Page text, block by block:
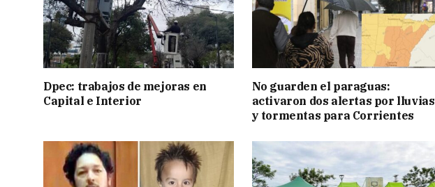
Dpec: trabajos de mejoras en
Capital e Interior
No guarden el paraguas:
activaron dos alertas por lluvias
y tormentas para Corrientes